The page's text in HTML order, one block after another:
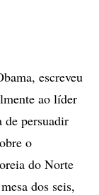
escreveu
ao líder
persuadir
o
do Norte
dos seis,